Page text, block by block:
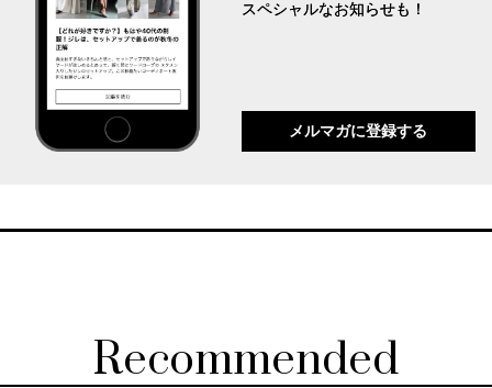
スペシャルなお知らせも！
メルマガに登録する
Recommended